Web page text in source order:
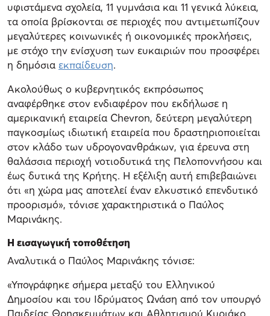
υφιστάμενα σχολεία, 11 γυμνάσια και 11 γενικά λύκεια,
τα οποία βρίσκονται σε περιοχές που αντιμετωπίζουν
μεγαλύτερες κοινωνικές ή οικονομικές προκλήσεις,
με στόχο την ενίσχυση των ευκαιριών που προσφέρει
η δημόσια εκπαίδευση.
Ακολούθως ο κυβερνητικός εκπρόσωπος
αναφέρθηκε στον ενδιαφέρον που εκδήλωσε η
αμερικανική εταιρεία Chevron, δεύτερη μεγαλύτερη
παγκοσμίως ιδιωτική εταιρεία που δραστηριοποιείται
στον κλάδο των υδρογονανθράκων, για έρευνα στη
θαλάσσια περιοχή νοτιοδυτικά της Πελοποννήσου και
έως δυτικά της Κρήτης. Η εξέλιξη αυτή επιβεβαιώνει
ότι «η χώρα μας αποτελεί έναν ελκυστικό επενδυτικό
προορισμό», τόνισε χαρακτηριστικά ο Παύλος
Μαρινάκης.
Η εισαγωγική τοποθέτηση
Αναλυτικά ο Παύλος Μαρινάκης τόνισε:
«Υπογράφηκε σήμερα μεταξύ του Ελληνικού
Δημοσίου και του Ιδρύματος Ωνάση από τον υπουργό